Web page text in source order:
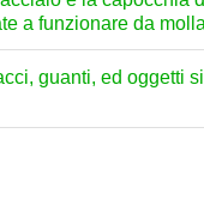
a funzionare da
guanti, ed oggetti